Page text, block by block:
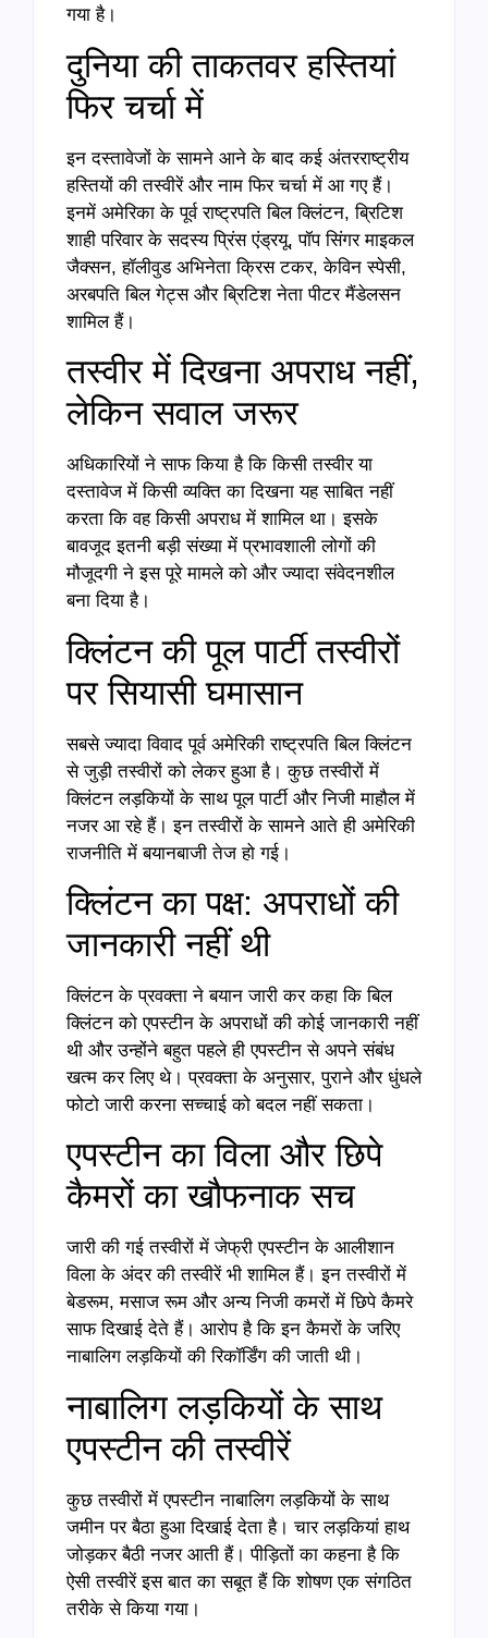
गया है।
दुनिया की ताकतवर हस्तियां
फिर चर्चा में
इन दस्तावेजों के सामने आने के बाद कई अंतरराष्ट्रीय
हस्तियों की तस्वीरें और नाम फिर चर्चा में आ गए हैं।
इनमें अमेरिका के पूर्व राष्ट्रपति बिल क्लिंटन, ब्रिटिश
शाही परिवार के सदस्य प्रिंस एंड्रयू, पॉप सिंगर माइकल
जैक्सन, हॉलीवुड अभिनेता क्रिस टकर, केविन स्पेसी,
अरबपति बिल गेट्स और ब्रिटिश नेता पीटर मैंडेलसन
शामिल हैं।
तस्वीर में दिखना अपराध नहीं,
लेकिन सवाल जरूर
अधिकारियों ने साफ किया है कि किसी तस्वीर या
दस्तावेज में किसी व्यक्ति का दिखना यह साबित नहीं
करता कि वह किसी अपराध में शामिल था। इसके
बावजूद इतनी बड़ी संख्या में प्रभावशाली लोगों की
मौजूदगी ने इस पूरे मामले को और ज्यादा संवेदनशील
बना दिया है।
क्लिंटन की पूल पार्टी तस्वीरों
पर सियासी घमासान
सबसे ज्यादा विवाद पूर्व अमेरिकी राष्ट्रपति बिल क्लिंटन
से जुड़ी तस्वीरों को लेकर हुआ है। कुछ तस्वीरों में
क्लिंटन लड़कियों के साथ पूल पार्टी और निजी माहौल में
नजर आ रहे हैं। इन तस्वीरों के सामने आते ही अमेरिकी
राजनीति में बयानबाजी तेज हो गई।
क्लिंटन का पक्ष: अपराधों की
जानकारी नहीं थी
क्लिंटन के प्रवक्ता ने बयान जारी कर कहा कि बिल
क्लिंटन को एपस्टीन के अपराधों की कोई जानकारी नहीं
थी और उन्होंने बहुत पहले ही एपस्टीन से अपने संबंध
खत्म कर लिए थे। प्रवक्ता के अनुसार, पुराने और धुंधले
फोटो जारी करना सच्चाई को बदल नहीं सकता।
एपस्टीन का विला और छिपे
कैमरों का खौफनाक सच
जारी की गई तस्वीरों में जेफ्री एपस्टीन के आलीशान
विला के अंदर की तस्वीरें भी शामिल हैं। इन तस्वीरों में
बेडरूम, मसाज रूम और अन्य निजी कमरों में छिपे कैमरे
साफ दिखाई देते हैं। आरोप है कि इन कैमरों के जरिए
नाबालिग लड़कियों की रिकॉर्डिंग की जाती थी।
नाबालिग लड़कियों के साथ
एपस्टीन की तस्वीरें
कुछ तस्वीरों में एपस्टीन नाबालिग लड़कियों के साथ
जमीन पर बैठा हुआ दिखाई देता है। चार लड़कियां हाथ
जोड़कर बैठी नजर आती हैं। पीड़ितों का कहना है कि
ऐसी तस्वीरें इस बात का सबूत हैं कि शोषण एक संगठित
तरीके से किया गया।